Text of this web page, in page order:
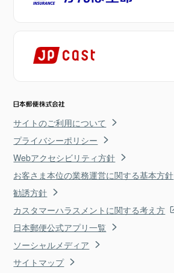
サイトのご利用について
プライバシーポリシー
Webアクセシビリティ方針
お客さま本位の業務運営に関する基本方針
勧誘方針
カスタマーハラスメントに関する考え方
日本郵便公式アプリ一覧
ソーシャルメディア
サイトマップ